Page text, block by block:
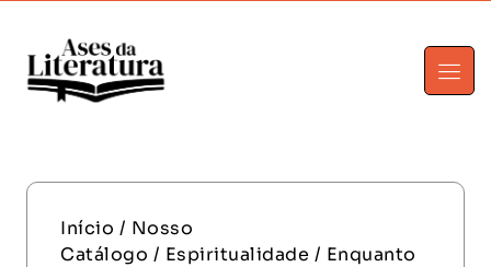
Início / Nosso
Catálogo / Espiritualidade / Enquanto